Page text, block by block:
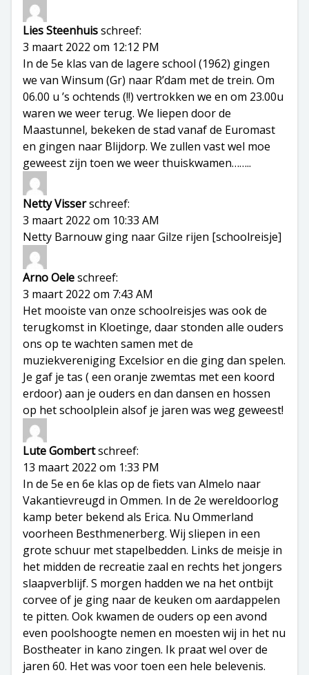
Lies Steenhuisschreef:
3 maart 2022 om 12:12 PM
In de 5e klas van de lagere school (1962) gingen
we van Winsum (Gr) naar R’dam met de trein. Om
06.00 u ’s ochtends (!!) vertrokken we en om 23.00u
waren we weer terug. We liepen door de
Maastunnel, bekeken de stad vanaf de Euromast
en gingen naar Blijdorp. We zullen vast wel moe
geweest zijn toen we weer thuiskwamen……..
Netty Visserschreef:
3 maart 2022 om 10:33 AM
Netty Barnouw ging naar Gilze rijen [schoolreisje]
Arno Oeleschreef:
3 maart 2022 om 7:43 AM
Het mooiste van onze schoolreisjes was ook de
terugkomst in Kloetinge, daar stonden alle ouders
ons op te wachten samen met de
muziekvereniging Excelsior en die ging dan spelen.
Je gaf je tas ( een oranje zwemtas met een koord
erdoor) aan je ouders en dan dansen en hossen
op het schoolplein alsof je jaren was weg geweest!
Lute Gombertschreef:
13 maart 2022 om 1:33 PM
In de 5e en 6e klas op de fiets van Almelo naar
Vakantievreugd in Ommen. In de 2e wereldoorlog
kamp beter bekend als Erica. Nu Ommerland
voorheen Besthmenerberg. Wij sliepen in een
grote schuur met stapelbedden. Links de meisje in
het midden de recreatie zaal en rechts het jongers
slaapverblijf. S morgen hadden we na het ontbijt
corvee of je ging naar de keuken om aardappelen
te pitten. Ook kwamen de ouders op een avond
even poolshoogte nemen en moesten wij in het nu
Bostheater in kano zingen. Ik praat wel over de
jaren 60. Het was voor toen een hele belevenis.